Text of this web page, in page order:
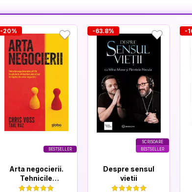
BESTSELLER
-20%
Arta negocierii.
Tehnicile
negociatorului
SCRISOARE
BESTSELLER
-63.8%
Despre sensul
vietii
-